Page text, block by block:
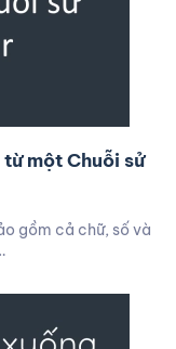
một Chuỗi sử
gồm cả chữ, số và